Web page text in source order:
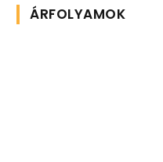
ÁRFOLYAMOK